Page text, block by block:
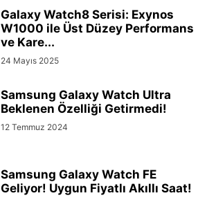
Galaxy Watch8 Serisi: Exynos
W1000 ile Üst Düzey Performans
ve Kare...
24 Mayıs 2025
Samsung Galaxy Watch Ultra
Beklenen Özelliği Getirmedi!
12 Temmuz 2024
Samsung Galaxy Watch FE
Geliyor! Uygun Fiyatlı Akıllı Saat!